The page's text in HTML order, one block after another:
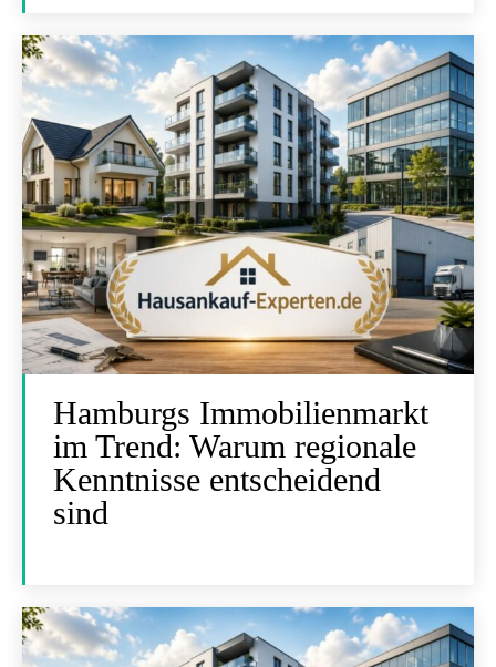
Hamburgs Immobilienmarkt
im Trend: Warum regionale
Kenntnisse entscheidend
sind